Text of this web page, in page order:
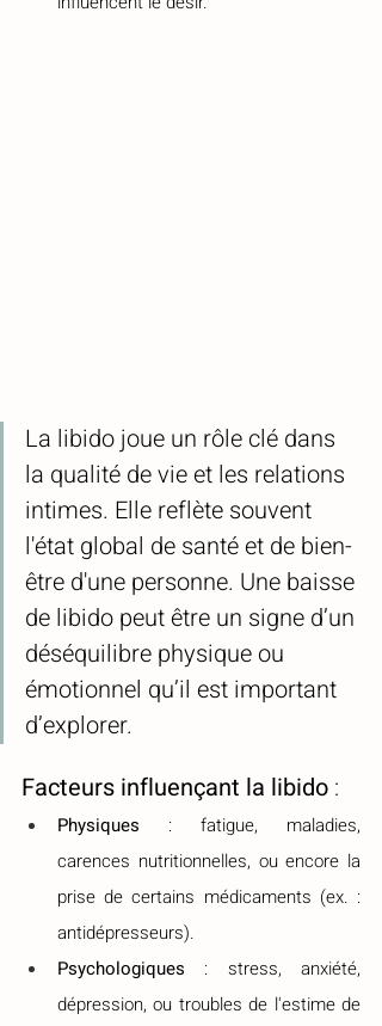
La libido joue un rôle clé dans
la qualité de vie et les relations
intimes. Elle reflète souvent
l'état global de santé et de bien-
être d'une personne. Une baisse
de libido peut être un signe d’un
déséquilibre physique ou
émotionnel qu’il est important
d’explorer.
Facteurs influençant la libido :
Physiques : fatigue, maladies,
carences nutritionnelles, ou encore la
prise de certains médicaments (ex. :
antidépresseurs).
Psychologiques : stress, anxiété,
dépression, ou troubles de l'estime de